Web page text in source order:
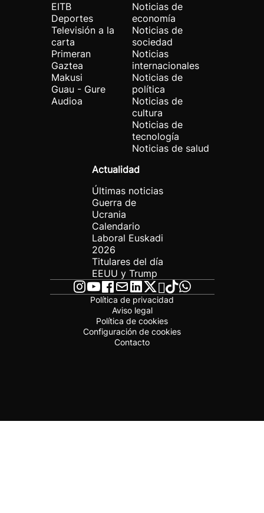
EITB
Deportes
Televisión a la
carta
Primeran
Gaztea
Makusi
Guau - Gure
Audioa
Noticias de
economía
Noticias de
sociedad
Noticias
internacionales
Noticias de
política
Noticias de
cultura
Noticias de
tecnología
Noticias de salud
Actualidad
Últimas noticias
Guerra de
Ucrania
Calendario
Laboral Euskadi
2026
Titulares del día
EEUU y Trump
Política de privacidad
Aviso legal
Política de cookies
Configuración de cookies
Contacto